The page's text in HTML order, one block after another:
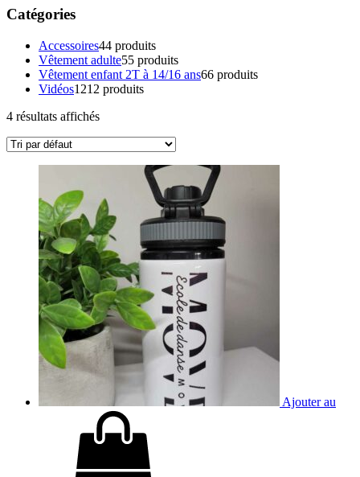
Catégories
Accessoires44 produits
Vêtement adulte55 produits
Vêtement enfant 2T à 14/16 ans66 produits
Vidéos1212 produits
4 résultats affichés
Ajouter au